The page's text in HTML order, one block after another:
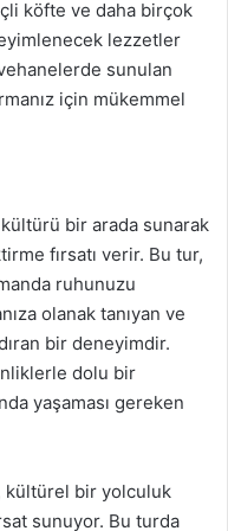
köfte ve daha birçok
lezzetler
sunulan
için mükemmel
bir arada sunarak
fırsatı verir. Bu tur,
ruhunuzu
olanak tanıyan ve
bir deneyimdir.
dolu bir
yaşaması gereken
kültürel bir yolculuk
sunuyor. Bu turda